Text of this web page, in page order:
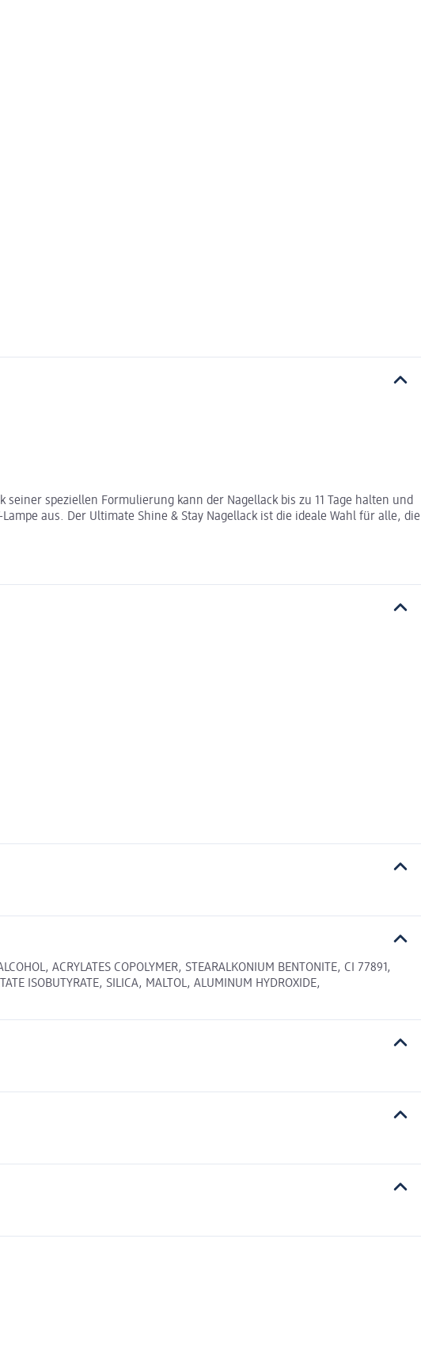
speziellen Formulierung kann der Nagellack bis zu 11 Tage halten und
aus. Der Ultimate Shine & Stay Nagellack ist die ideale Wahl für alle, die
ACRYLATES COPOLYMER, STEARALKONIUM BENTONITE, CI 77891,
ISOBUTYRATE, SILICA, MALTOL, ALUMINUM HYDROXIDE,